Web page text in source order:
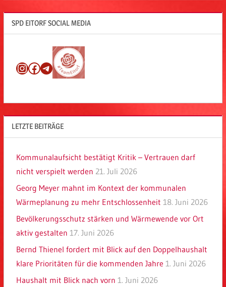
SPD EITORF SOCIAL MEDIA
Instagram
Facebook
Telegram
LETZTE BEITRÄGE
Kommunalaufsicht bestätigt Kritik – Vertrauen darf
nicht verspielt werden 21. Juli 2026
Georg Meyer mahnt im Kontext der kommunalen
Wärmeplanung zu mehr Entschlossenheit 18. Juni 2026
Bevölkerungsschutz stärken und Wärmewende vor Ort
aktiv gestalten 17. Juni 2026
Bernd Thienel fordert mit Blick auf den Doppelhaushalt
klare Prioritäten für die kommenden Jahre 1. Juni 2026
Haushalt mit Blick nach vorn 1. Juni 2026